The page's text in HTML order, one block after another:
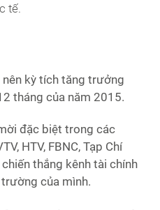
tế.
kỳ tích tăng trưởng
tháng của năm 2015.
đặc biệt trong các
HTV, FBNC, Tạp Chí
thắng kênh tài chính
của mình.